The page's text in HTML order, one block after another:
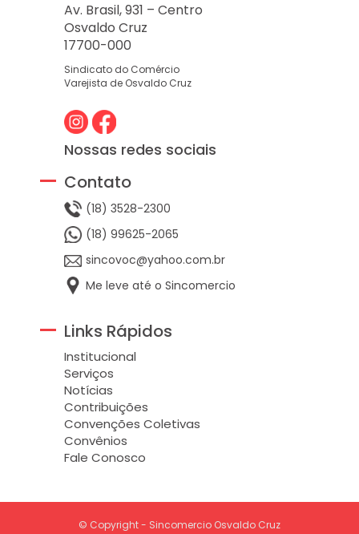
Av. Brasil, 931 – Centro
Osvaldo Cruz
17700-000
Sindicato do Comércio
Varejista de Osvaldo Cruz
Nossas redes sociais
Contato
(18) 3528-2300
(18) 99625-2065
sincovoc@yahoo.com.br
Me leve até o Sincomercio
Links Rápidos
Institucional
Serviços
Notícias
Contribuições
Convenções Coletivas
Convênios
Fale Conosco
© Copyright - Sincomercio Osvaldo Cruz